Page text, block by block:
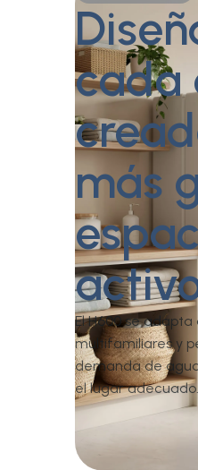
cada
más
El H600 se
multifamiliares y
demanda de
el lugar adecuado.